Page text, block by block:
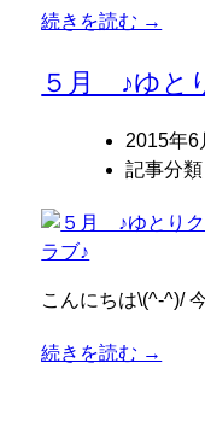
続きを読む →
５月 ♪ゆと
2015年6
記事分類
こんにちは\(^-^)/
続きを読む →